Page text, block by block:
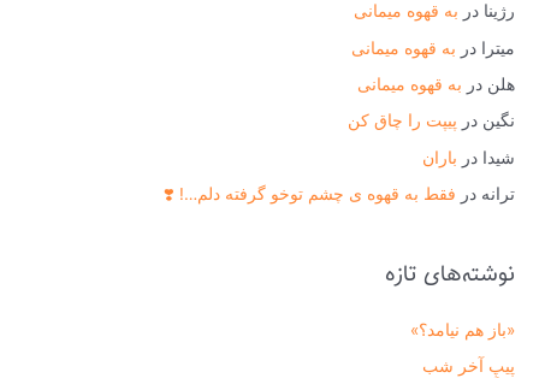
:رژینا در به قهوه میمانی
میترا در به قهوه میمانی
هلن در به قهوه میمانی
نگین در پیپت را چاق کن
شیدا در باران
ترانه در فقط به قهوه ی چشم توخو گرفته دلم…! ❣️
نوشته‌های تازه
«باز هم نیامد؟»
پیپِ آخر شب